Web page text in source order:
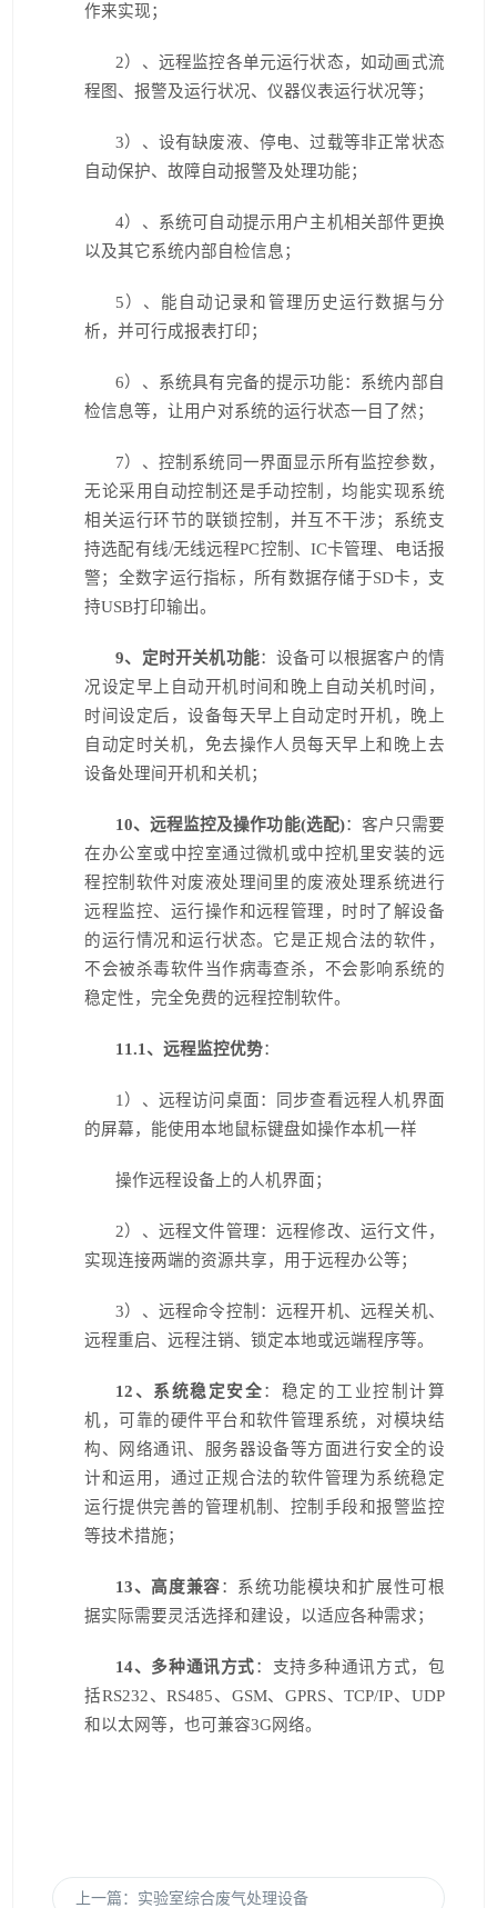
作来实现；
2）、远程监控各单元运行状态，如动画式流
程图、报警及运行状况、仪器仪表运行状况等；
3）、设有缺废液、停电、过载等非正常状态
自动保护、故障自动报警及处理功能；
4）、系统可自动提示用户主机相关部件更换
以及其它系统内部自检信息；
5 ）、能自动记录和管理历史运行数据与分
析，并可行成报表打印；
6）、系统具有完备的提示功能：系统内部自
检信息等，让用户对系统的运行状态一目了然；
7）、控制系统同一界面显示所有监控参数，
无论采用自动控制还是手动控制，均能实现系统
相关运行环节的联锁控制，并互不干涉；系统支
持选配有线/无线远程PC控制、IC卡管理、电话报
警；全数字运行指标，所有数据存储于SD卡，支
持USB打印输出。
9、定时开关机功能：设备可以根据客户的情
况设定早上自动开机时间和晚上自动关机时间，
时间设定后，设备每天早上自动定时开机，晚上
自动定时关机，免去操作人员每天早上和晚上去
设备处理间开机和关机；
10、远程监控及操作功能(选配)：客户只需要
在办公室或中控室通过微机或中控机里安装的远
程控制软件对废液处理间里的废液处理系统进行
远程监控、运行操作和远程管理，时时了解设备
的运行情况和运行状态。它是正规合法的软件，
不会被杀毒软件当作病毒查杀，不会影响系统的
稳定性，完全免费的远程控制软件。
11.1、远程监控优势：
1 ）、远程访问桌面：同步查看远程人机界面
的屏幕，能使用本地鼠标键盘如操作本机一样
操作远程设备上的人机界面；
2）、远程文件管理：远程修改、运行文件，
实现连接两端的资源共享，用于远程办公等；
3）、远程命令控制：远程开机、远程关机、
远程重启、远程注销、锁定本地或远端程序等。
12、系统稳定安全：稳定的工业控制计算
机，可靠的硬件平台和软件管理系统，对模块结
构、网络通讯、服务器设备等方面进行安全的设
计和运用，通过正规合法的软件管理为系统稳定
运行提供完善的管理机制、控制手段和报警监控
等技术措施；
13、高度兼容：系统功能模块和扩展性可根
据实际需要灵活选择和建设，以适应各种需求；
14、多种通讯方式：支持多种通讯方式，包
括RS232、RS485、GSM、GPRS、TCP/IP、UDP
和以太网等，也可兼容3G网络。
上一篇：实验室综合废气处理设备